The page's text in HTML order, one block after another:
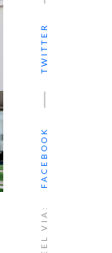
DEEL VIA:
FACEBOOK
TWITTER